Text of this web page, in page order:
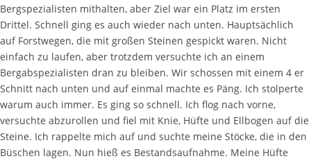
Bergspezialisten mithalten, aber Ziel war ein Platz im ersten
Drittel. Schnell ging es auch wieder nach unten. Hauptsächlich
auf Forstwegen, die mit großen Steinen gespickt waren. Nicht
einfach zu laufen, aber trotzdem versuchte ich an einem
Bergabspezialisten dran zu bleiben. Wir schossen mit einem 4 er
Schnitt nach unten und auf einmal machte es Päng. Ich stolperte
warum auch immer. Es ging so schnell. Ich flog nach vorne,
versuchte abzurollen und fiel mit Knie, Hüfte und Ellbogen auf die
Steine. Ich rappelte mich auf und suchte meine Stöcke, die in den
Büschen lagen. Nun hieß es Bestandsaufnahme. Meine Hüfte